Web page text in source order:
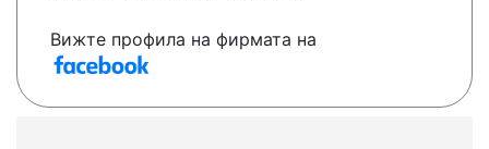
Вижте профила на фирмата на